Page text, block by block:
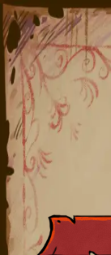
Etap1/6
Aktualności
Najnowsze wieści